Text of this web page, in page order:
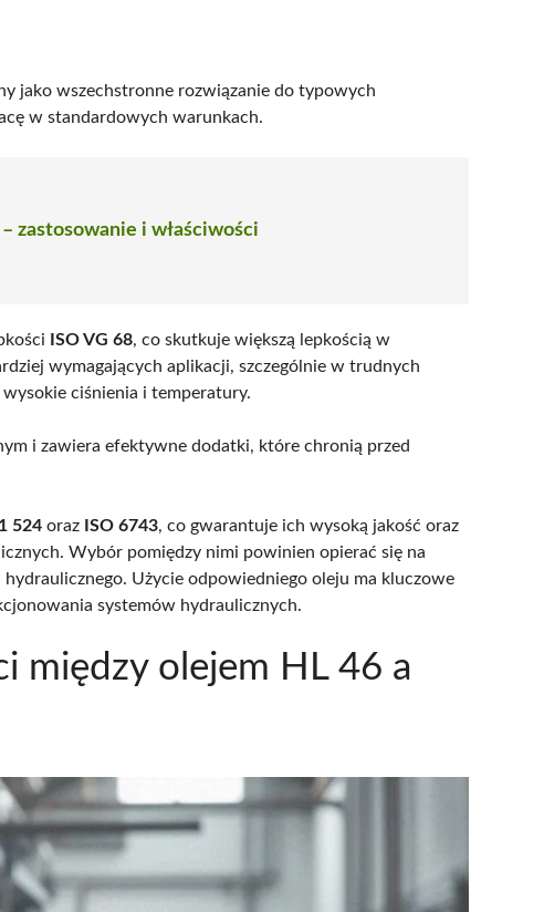
jako wszechstronne rozwiązanie do typowych
w standardowych warunkach.
zastosowanie i właściwości
ISO VG 68, co skutkuje większą lepkością w
wymagających aplikacji, szczególnie w trudnych
ciśnienia i temperatury.
i zawiera efektywne dodatki, które chronią przed
524 oraz ISO 6743, co gwarantuje ich wysoką jakość oraz
Wybór pomiędzy nimi powinien opierać się na
Użycie odpowiedniego oleju ma kluczowe
systemów hydraulicznych.
między olejem HL 46 a